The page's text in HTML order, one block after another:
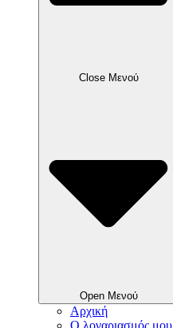
Close Μενού
Open Μενού
Αρχική